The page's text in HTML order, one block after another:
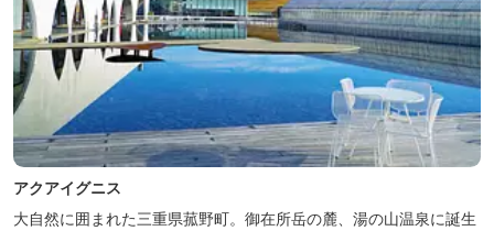
アクアイグニス
大自然に囲まれた三重県菰野町。御在所岳の麓、湯の山温泉に誕生